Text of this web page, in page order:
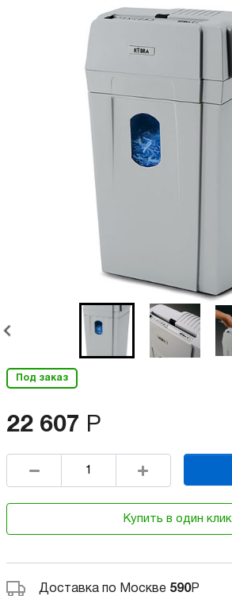
Под заказ
22 607 Р
Купить в один клик
Доставка по Москве 590Р